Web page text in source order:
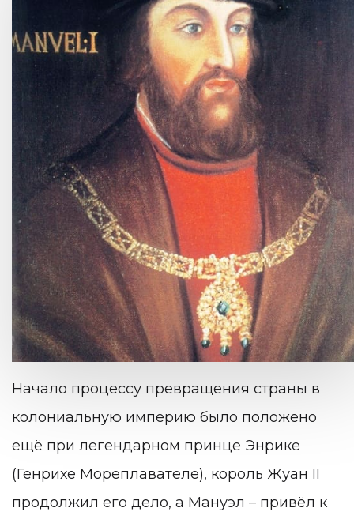
Начало процессу превращения страны в
колониальную империю было положено
ещё при легендарном принце Энрике
(Генрихе Мореплавателе), король Жуан II
продолжил его дело, а Мануэл – привёл к